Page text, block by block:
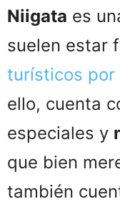
Niigata es
suelen estar
turísticos por
ello, cuenta
especiales y
que bien
también